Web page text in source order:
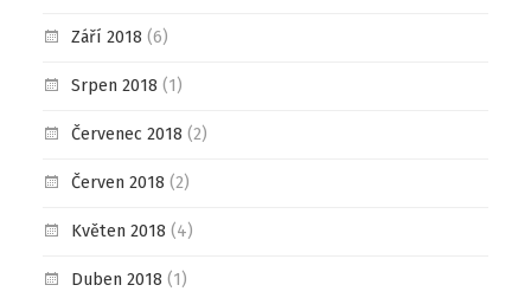
Září 2018 (6)
Srpen 2018 (1)
Červenec 2018 (2)
Červen 2018 (2)
Květen 2018 (4)
Duben 2018 (1)